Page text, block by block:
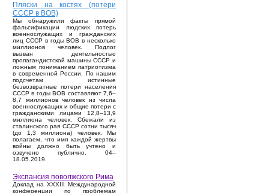
Пляски на костях (потери
СССР в ВОВ)
Мы обнаружили факты прямой
фальсификации людских потерь
военнослужащих и гражданских
лиц СССР в годы ВОВ в несколько
миллионов человек. Подлог
вызван деятельностью
пропагандистской машины СССР и
ложным пониманием патриотизма
в современной России. По нашим
подсчетам истинные
безвозвратные потери населения
СССР в годы ВОВ составляют 7,6–
8,7 миллионов человек из числа
военнослужащих и общие потери с
гражданскими лицами 12,8–13,9
миллиона человек. Сбежали из
сталинского рая СССР сотни тысяч
(до 1,3 миллиона) человек. Мы
полагаем, что имя каждой жертвы
войны должно быть учтено и
озвучено публично. 04–
18.05.2019.
Экспансия поволжского Рима
Доклад на XXXIII Международной
конференции по проблемам